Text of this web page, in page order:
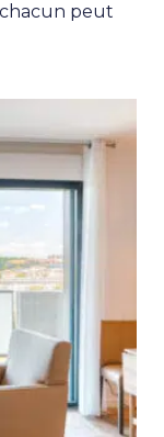
chacun peut